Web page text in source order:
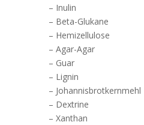
– Inulin
– Beta-Glukane
– Hemizellulose
– Agar-Agar
– Guar
– Lignin
– Johannisbrotkernmehl
– Dextrine
– Xanthan